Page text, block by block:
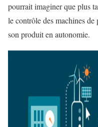
pourrait imaginer que plus
le contrôle des machines
son produit en autonomie.